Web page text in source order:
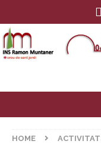
HOME